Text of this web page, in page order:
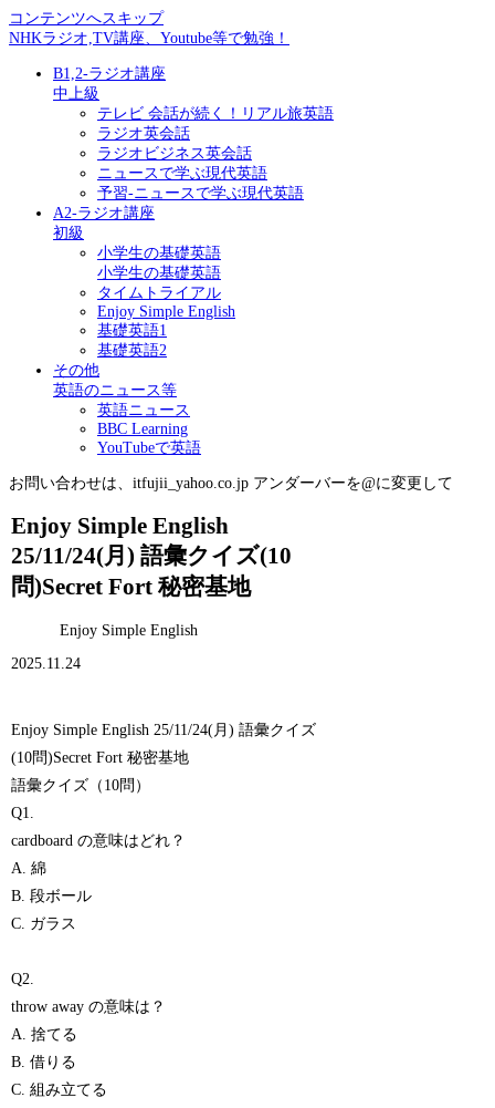
コンテンツへスキップ
NHKラジオ,TV講座、Youtube等で勉強！
B1,2-ラジオ講座
中上級
テレビ 会話が続く！リアル旅英語
ラジオ英会話
ラジオビジネス英会話
ニュースで学ぶ現代英語
予習-ニュースで学ぶ現代英語
A2-ラジオ講座
初級
小学生の基礎英語
小学生の基礎英語
タイムトライアル
Enjoy Simple English
基礎英語1
基礎英語2
その他
英語のニュース等
英語ニュース
BBC Learning
YouTubeで英語
お問い合わせは、itfujii_yahoo.co.jp アンダーバーを@に変更して
Enjoy Simple English
25/11/24(月) 語彙クイズ(10
問)Secret Fort 秘密基地
Enjoy Simple English
2025.11.24
Enjoy Simple English 25/11/24(月) 語彙クイズ
(10問)Secret Fort 秘密基地
語彙クイズ（10問）
Q1.
cardboard の意味はどれ？
A. 綿
B. 段ボール
C. ガラス
Q2.
throw away の意味は？
A. 捨てる
B. 借りる
C. 組み立てる